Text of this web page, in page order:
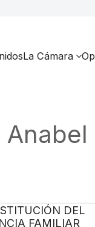
La Cámara
Anabel
DEL
FAMILIAR